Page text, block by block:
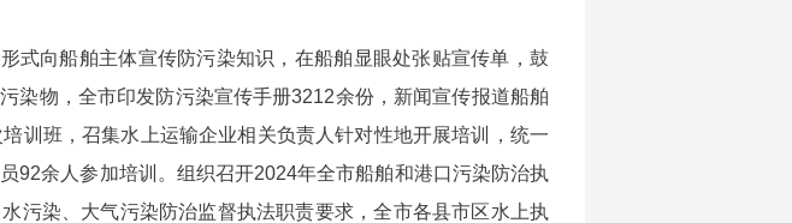
式向船舶主体宣传防污染知识，在船舶显眼处张贴宣传单，鼓
染物，全市印发防污染宣传手册3212余份，新闻宣传报道船舶
训班，召集水上运输企业相关负责人针对性地开展培训，统一
92余人参加培训。组织召开2024年全市船舶和港口污染防治执
污染、大气污染防治监督执法职责要求，全市各县市区水上执